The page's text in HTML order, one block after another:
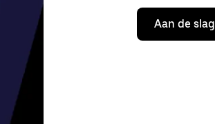
Aan de slag